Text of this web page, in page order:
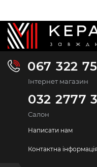
067 322
Інтернет магазин
032 2777
Салон
Написати нам
Контактна інформація